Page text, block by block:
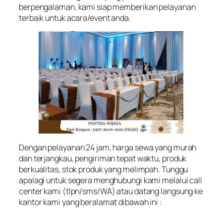
berpengalaman, kami siap memberikan pelayanan
terbaik untuk acara/event anda.
Dengan pelayanan 24 jam, harga sewa yang murah
dan terjangkau, pengiriman tepat waktu, produk
berkualitas, stok produk yang melimpah. Tunggu
apalagi untuk segera menghubungi kami melalui call
center kami (tlpn/sms/WA) atau datang langsung ke
kantor kami yang beralamat dibawah ini :